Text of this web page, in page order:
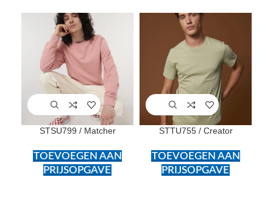
STSU799 / Matcher
TOEVOEGEN AAN
PRIJSOPGAVE
STTU755 / Creator
TOEVOEGEN AAN
PRIJSOPGAVE